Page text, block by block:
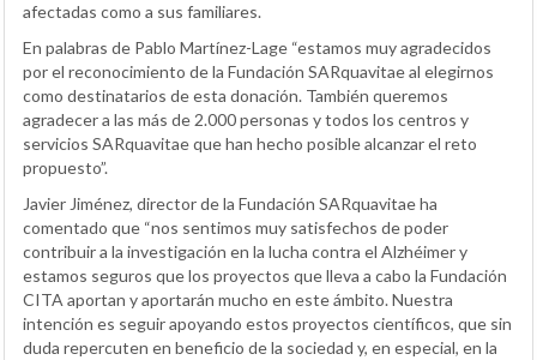
afectadas como a sus familiares.
En palabras de Pablo Martínez-Lage “estamos muy agradecidos
por el reconocimiento de la Fundación SARquavitae al elegirnos
como destinatarios de esta donación. También queremos
agradecer a las más de 2.000 personas y todos los centros y
servicios SARquavitae que han hecho posible alcanzar el reto
propuesto”.
Javier Jiménez, director de la Fundación SARquavitae ha
comentado que “nos sentimos muy satisfechos de poder
contribuir a la investigación en la lucha contra el Alzhéimer y
estamos seguros que los proyectos que lleva a cabo la Fundación
CITA aportan y aportarán mucho en este ámbito. Nuestra
intención es seguir apoyando estos proyectos científicos, que sin
duda repercuten en beneficio de la sociedad y, en especial, en la